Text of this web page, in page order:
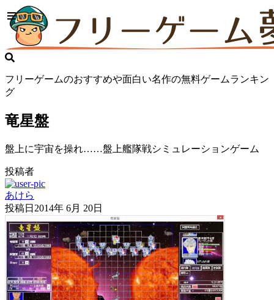
フリーゲームのおすすめや面白い名作の無料ゲームランキン
グ
竜星盤
盤上に宇宙を操れ……盤上艦隊戦シミュレーションゲーム
投稿者
あけら
投稿日 2014年 6月 20日